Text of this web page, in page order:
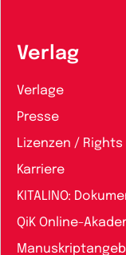
Verlag
Verlage
Presse
Lizenzen / Rights
Karriere
KITALINO:
QiK Online-